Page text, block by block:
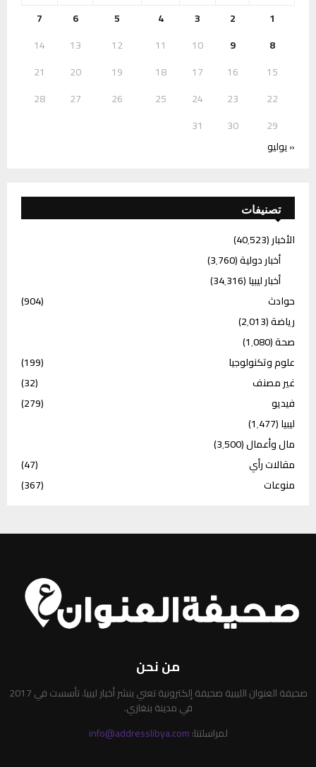
1
2
3
4
5
6
7
8
9
10
11
12
13
14
15
16
17
18
19
20
21
22
23
24
25
26
27
28
29
30
31
« يوليو
تصنيفات
الأخبار(40٬523)
أخبار دولية(3٬760)
أخبار ليبيا(34٬316)
حوادث
(904)
رياضة(2٬013)
صحة(1٬080)
علوم وتكنولوجيا
(199)
غير مصنف
(32)
فيديو
(279)
ليبيا(1٬477)
مال وأعمال(3٬500)
مقالات رأي
(47)
منوعات
(367)
من نحن
صحيفة العنوان الليبية صحيفة إلكترونية تعني بنشر أخبار ليبيا. تأسست في 2017
في مدينة بنغازي.
لمراسلتنا:info@addresslibya.com